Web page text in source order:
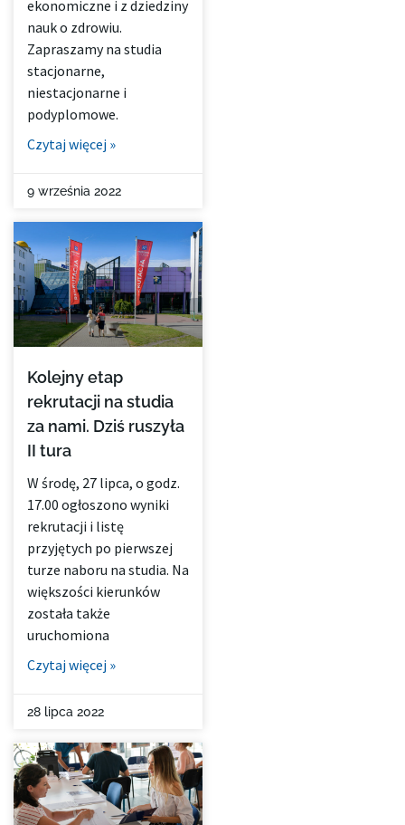
ekonomiczne i z dziedziny
nauk o zdrowiu.
Zapraszamy na studia
stacjonarne,
niestacjonarne i
podyplomowe.
Czytaj więcej »
9 września 2022
Kolejny etap
rekrutacji na studia
za nami. Dziś ruszyła
II tura
W środę, 27 lipca, o godz.
17.00 ogłoszono wyniki
rekrutacji i listę
przyjętych po pierwszej
turze naboru na studia. Na
większości kierunków
została także
uruchomiona
Czytaj więcej »
28 lipca 2022